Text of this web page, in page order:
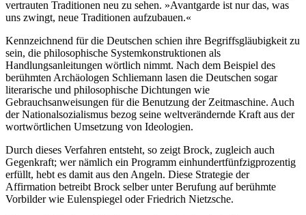
vertrauten Traditionen neu zu sehen. »Avantgarde ist nur das, was
uns zwingt, neue Traditionen aufzubauen.«
Kennzeichnend für die Deutschen schien ihre Begriffsgläubigkeit zu
sein, die philosophische Systemkonstruktionen als
Handlungsanleitungen wörtlich nimmt. Nach dem Beispiel des
berühmten Archäologen Schliemann lasen die Deutschen sogar
literarische und philosophische Dichtungen wie
Gebrauchsanweisungen für die Benutzung der Zeitmaschine. Auch
der Nationalsozialismus bezog seine weltverändernde Kraft aus der
wortwörtlichen Umsetzung von Ideologien.
Durch dieses Verfahren entsteht, so zeigt Brock, zugleich auch
Gegenkraft; wer nämlich ein Programm einhundertfünfzigprozentig
erfüllt, hebt es damit aus den Angeln. Diese Strategie der
Affirmation betreibt Brock selber unter Berufung auf berühmte
Vorbilder wie Eulenspiegel oder Friedrich Nietzsche.